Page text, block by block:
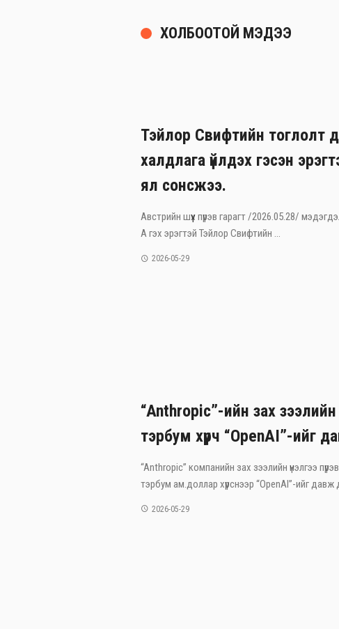
ХОЛБООТОЙ МЭДЭЭ
Тэйлор Свифтийн тоглолт
халдлага үйлдэх гэсэн
ял сонсжээ.
Австрийн шүүх пүрэв гарагт /2026.05.28/
А гэх эрэгтэй Тэйлор Свифтийн ...
2026-05-29
“Anthropic”-ийн зах зээлийн
тэрбум хүрч “OpenAI”-ийг
“Anthropic” компанийн зах зээлийн үнэлгээ
тэрбум ам.доллар хүрснээр “OpenAI”-ийг давж
2026-05-29